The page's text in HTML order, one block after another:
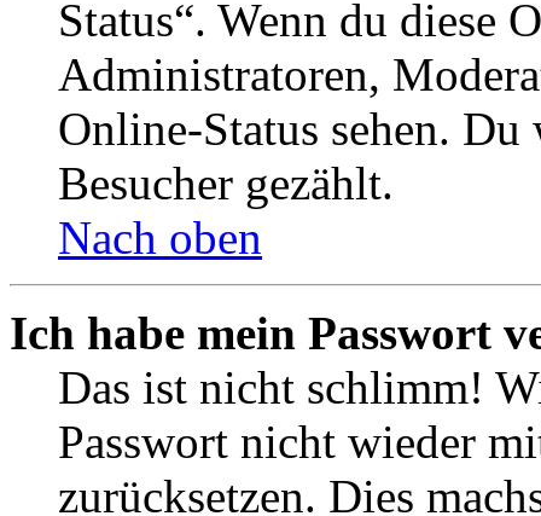
Status“. Wenn du diese
Administratoren,
Online-Status sehen.
Besucher gezählt.
Nach oben
Ich habe mein Passwort
Das ist nicht schlimm!
Passwort nicht wieder
zurücksetzen. Dies